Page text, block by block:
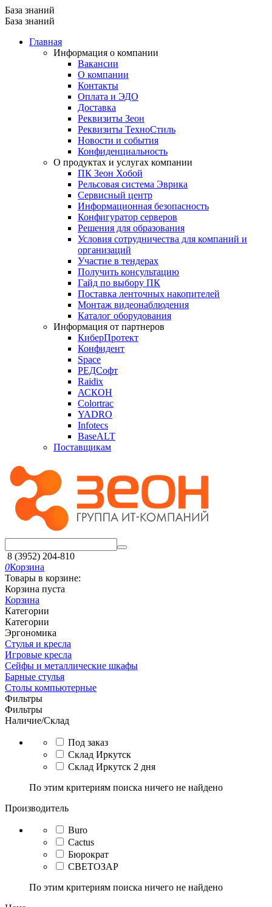
База знаний
База знаний
Главная
Информация о компании
Вакансии
О компании
Контакты
Оплата и ЭДО
Доставка
Реквизиты Зеон
Реквизиты ТехноСтиль
Новости и события
Конфиденциальность
О продуктах и услугах компании
ПК Зеон Хобой
Рельсовая система Эврика
Сервисный центр
Информационная безопасность
Конфигуратор серверов
Решения для образования
Условия сотрудничества для компаний и
организаций
Участие в тендерах
Получить консультацию
Гайд по выбору ПК
Поставка ленточных накопителей
Монтаж видеонаблюдения
Каталог оборудования
Информация от партнеров
КиберПротект
Конфидент
Space
РЕДСофт
Raidix
АСКОН
Colortrac
YADRO
Infotecs
BaseALT
Поставщикам
8 (3952) 204-810
0Корзина
Товары в корзине:
Корзина пуста
Корзина
Категории
Категории
Эргономика
Стулья и кресла
Игровые кресла
Сейфы и металлические шкафы
Барные стулья
Столы компьютерные
Фильтры
Фильтры
Наличие/Склад
Под заказ
Склад Иркутск
Склад Иркутск 2 дня
По этим критериям поиска ничего не найдено
Производитель
Buro
Cactus
Бюрократ
СВЕТОЗАР
По этим критериям поиска ничего не найдено